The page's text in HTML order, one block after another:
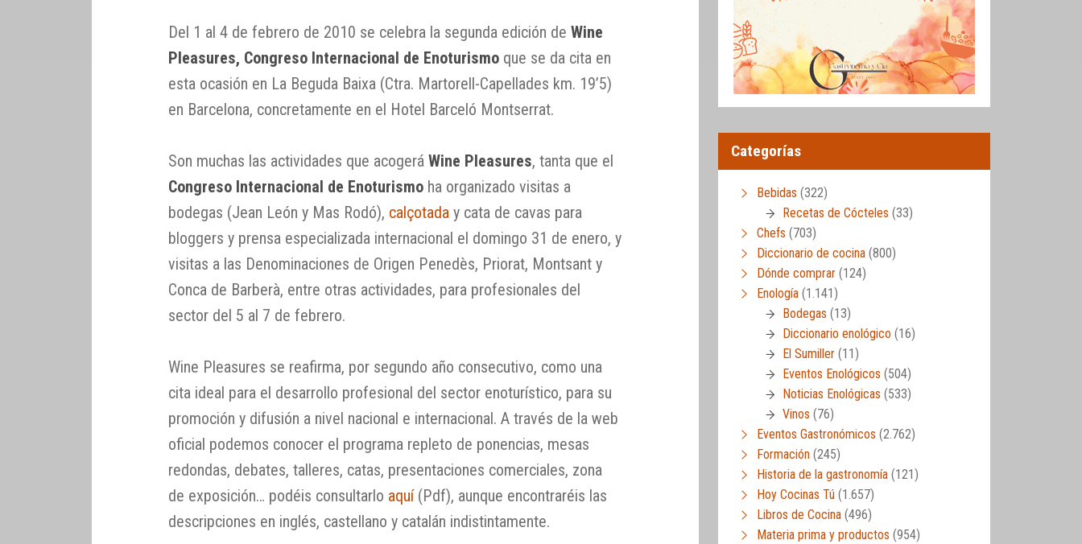
Del 1 al 4 de febrero de 2010 se celebra la segunda edición deWine
Pleasures, Congreso Internacional de Enoturismo que se da cita en
esta ocasión en La Beguda Baixa (Ctra. Martorell-Capellades km. 19’5)
en Barcelona, concretamente en el Hotel Barceló Montserrat.
Son muchas las actividades que acogeráWine Pleasures, tanta que el
Congreso Internacional de Enoturismo ha organizado visitas a
bodegas (Jean León y Mas Rodó), calçotada y cata de cavas para
bloggers y prensa especializada internacional el domingo 31 de enero, y
visitas a las Denominaciones de Origen Penedès, Priorat, Montsant y
Conca de Barberà, entre otras actividades, para profesionales del
sector del 5 al 7 de febrero.
Wine Pleasures se reafirma, por segundo año consecutivo, como una
cita ideal para el desarrollo profesional del sector enoturístico, para su
promoción y difusión a nivel nacional e internacional. A través de la web
oficial podemos conocer el programa repleto de ponencias, mesas
redondas, debates, talleres, catas, presentaciones comerciales, zona
de exposición… podéis consultarlo aquí(Pdf), aunque encontraréis las
descripciones en inglés, castellano y catalán indistintamente.
Categorías
Bebidas (322)
Recetas de Cócteles (33)
Chefs (703)
Diccionario de cocina (800)
Dónde comprar (124)
Enología (1.141)
Bodegas (13)
Diccionario enológico (16)
El Sumiller (11)
Eventos Enológicos (504)
Noticias Enológicas (533)
Vinos (76)
Eventos Gastronómicos (2.762)
Formación (245)
Historia de la gastronomía (121)
Hoy Cocinas Tú (1.657)
Libros de Cocina (496)
Materia prima y productos (954)